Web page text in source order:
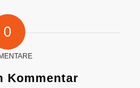
0
Kommentar